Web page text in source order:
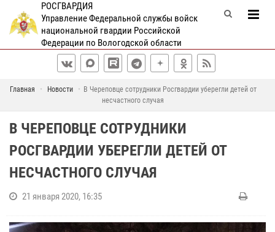
РОСГВАРДИЯ
Управление Федеральной службы войск
национальной гвардии Российской
Федерации по Вологодской области
Главная Новости
В Череповце сотрудники Росгвардии уберегли детей от
несчастного случая
В ЧЕРЕПОВЦЕ СОТРУДНИКИ
РОСГВАРДИИ УБЕРЕГЛИ ДЕТЕЙ ОТ
НЕСЧАСТНОГО СЛУЧАЯ
21 января 2020, 16:35